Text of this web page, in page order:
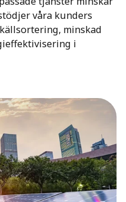
våra kunders
minskad
i